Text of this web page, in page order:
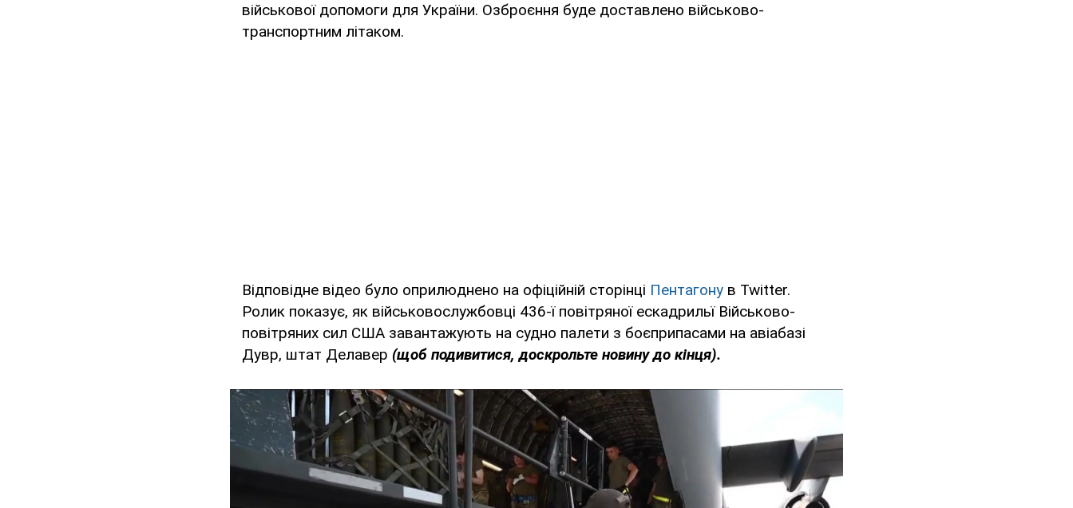
військової допомоги для України. Озброєння буде доставлено військово-
транспортним літаком.
Відповідне відео було оприлюднено на офіційній сторінці Пентагону в Twitter.
Ролик показує, як військовослужбовці 436-ї повітряної ескадрильї Військово-
повітряних сил США завантажують на судно палети з боєприпасами на авіабазі
Дувр, штат Делавер (щоб подивитися, доскрольте новину до кінця).